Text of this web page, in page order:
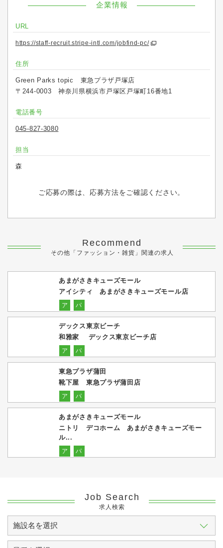
企業情報
URL
https://staff-recruit.stripe-intl.com/jobfind-pc/
住所
Green Parks topic 東急プラザ戸塚店
〒244-0003 神奈川県横浜市戸塚区戸塚町16番地1
電話番号
045-827-3080
担当
森
ご応募の際は、応募方法をご確認ください。
Recommend
その他「ファッション・雑貨」関連の求人
あまがさきキューズモール
アイシティ あまがさきキューズモール店
ア パ
デックス東京ビーチ
和雅家 デックス東京ビーチ店
ア パ
東急プラザ蒲田
靴下屋 東急プラザ蒲田店
ア パ
あまがさきキューズモール
ニトリ デコホーム あまがさきキューズモー
ル...
ア パ
Job Search
求人検索